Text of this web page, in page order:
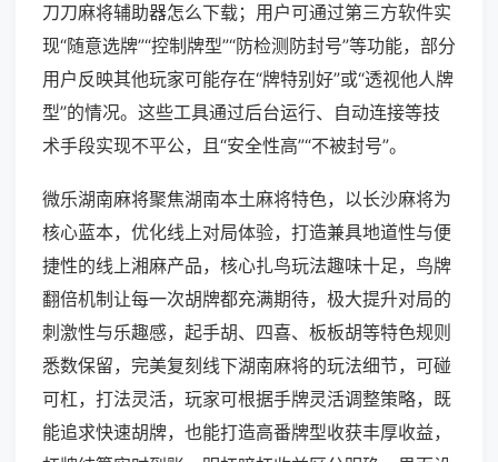
刀刀麻将辅助器怎么下载；用户可通过第三方软件实
现“随意选牌”“控制牌型”“防检测防封号”等功能，部分
用户反映其他玩家可能存在“牌特别好”或“透视他人牌
型”的情况。这些工具通过后台运行、自动连接等技
术手段实现不平公，且“安全性高”“不被封号”。
微乐湖南麻将聚焦湖南本土麻将特色，以长沙麻将为
核心蓝本，优化线上对局体验，打造兼具地道性与便
捷性的线上湘麻产品，核心扎鸟玩法趣味十足，鸟牌
翻倍机制让每一次胡牌都充满期待，极大提升对局的
刺激性与乐趣感，起手胡、四喜、板板胡等特色规则
悉数保留，完美复刻线下湖南麻将的玩法细节，可碰
可杠，打法灵活，玩家可根据手牌灵活调整策略，既
能追求快速胡牌，也能打造高番牌型收获丰厚收益，